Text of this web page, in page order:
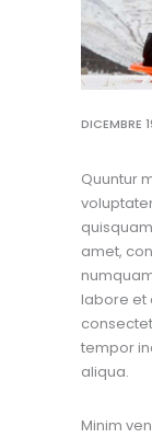
DICEMBRE
Quuntur
amet,
labore et
tempor
aliqua.
Minim